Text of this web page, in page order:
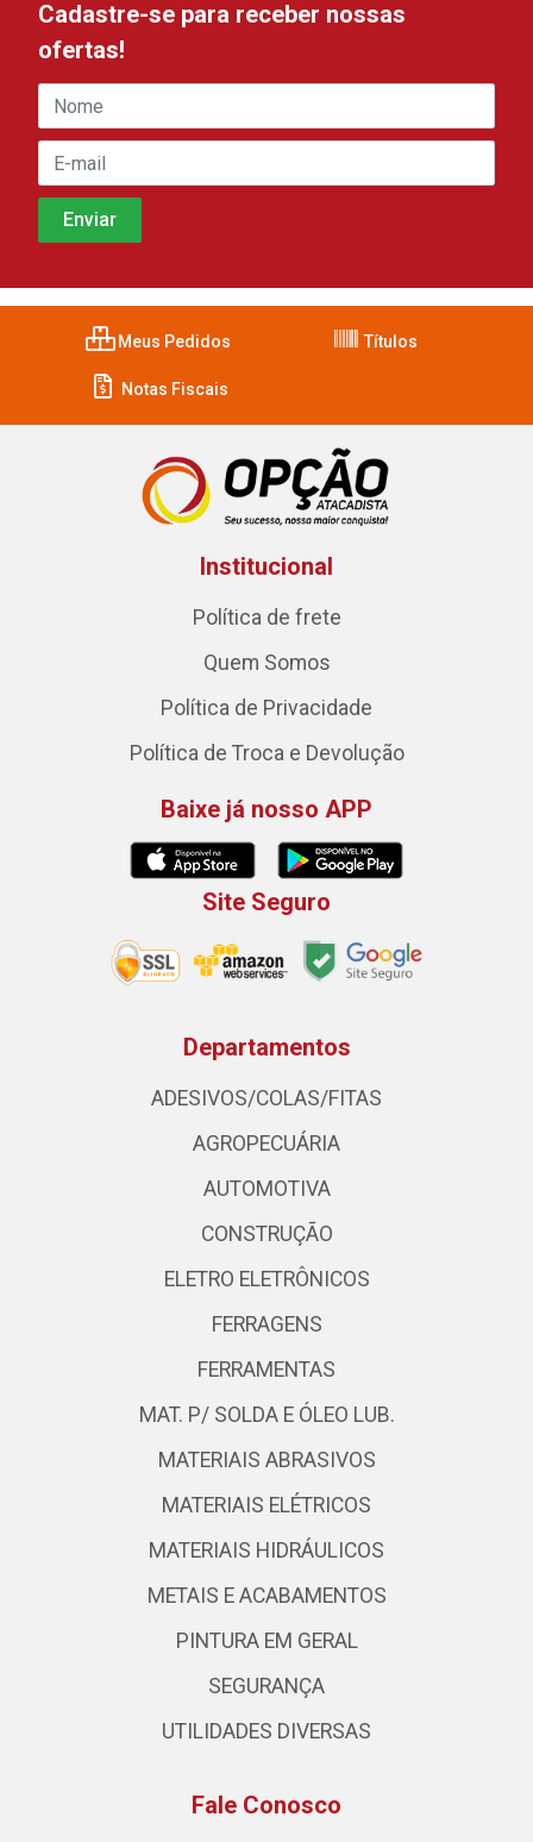
Cadastre-se para receber nossas
ofertas!
Meus Pedidos Títulos
Notas Fiscais
Institucional
Política de frete
Quem Somos
Política de Privacidade
Política de Troca e Devolução
Baixe já nosso APP
Site Seguro
Departamentos
ADESIVOS/COLAS/FITAS
AGROPECUÁRIA
AUTOMOTIVA
CONSTRUÇÃO
ELETRO ELETRÔNICOS
FERRAGENS
FERRAMENTAS
MAT. P/ SOLDA E ÓLEO LUB.
MATERIAIS ABRASIVOS
MATERIAIS ELÉTRICOS
MATERIAIS HIDRÁULICOS
METAIS E ACABAMENTOS
PINTURA EM GERAL
SEGURANÇA
UTILIDADES DIVERSAS
Fale Conosco